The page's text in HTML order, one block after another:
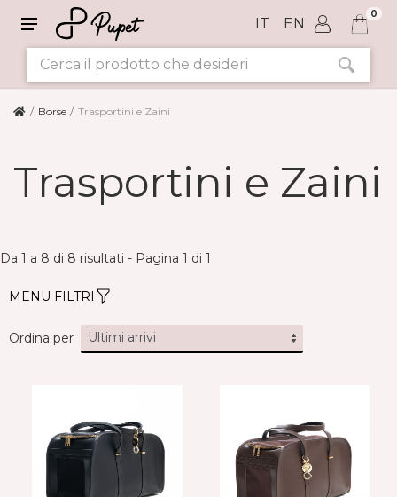
IT EN
0
Borse Trasportini e Zaini
Trasportini e Zaini
Da 1 a 8 di 8 risultati - Pagina 1 di 1
COLORI
MENU FILTRI
Ordina per